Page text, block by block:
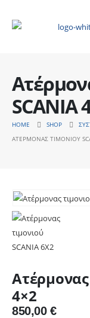
SCANIA
HOME SHOP
ΑΤΈΡΜΟΝΑΣ ΤΙΜΟΝΙΟΎ
Ατέρμονας
4×2
850,00€